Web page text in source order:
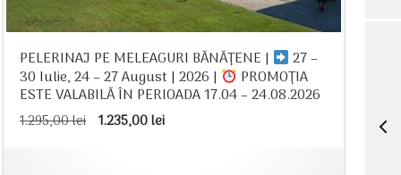
PELERINAJ PE MELEAGURI BĂNĂȚENE | 27 –
30 Iulie, 24 – 27 August | 2026 | PROMOȚIA
ESTE VALABILĂ ÎN PERIOADA 17.04 – 24.08.2026
1.295,00lei Prețul
1.235,00leiPrețul